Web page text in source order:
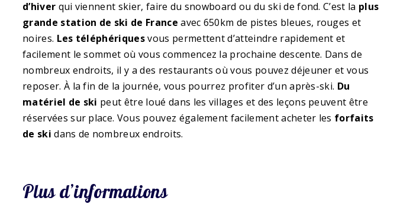
d’hiver qui viennent skier, faire du snowboard ou du ski de fond. C’est la plus
grande station de ski de France avec 650km de pistes bleues, rouges et
noires. Les téléphériquesvous permettent d’atteindre rapidement et
facilement le sommet où vous commencez la prochaine descente. Dans de
nombreux endroits, il y a des restaurants où vous pouvez déjeuner et vous
reposer. À la fin de la journée, vous pourrez profiter d’un après-ski. Du
matériel de ski peut être loué dans les villages et des leçons peuvent être
réservées sur place. Vous pouvez également facilement acheter les forfaits
de ski dans de nombreux endroits.
Plus d’informations